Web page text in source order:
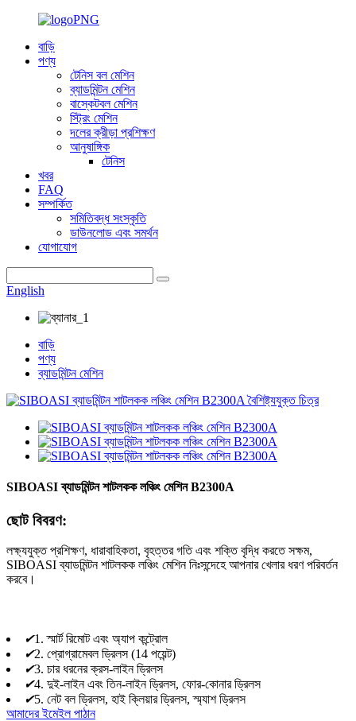
বাড়ি
পণ্য
টেনিস বল মেশিন
ব্যাডমিন্টন মেশিন
বাস্কেটবল মেশিন
স্ট্রিং মেশিন
দলের ক্রীড়া প্রশিক্ষণ
আনুষাঙ্গিক
টেনিস
খবর
FAQ
সম্পর্কিত
সমিতিবদ্ধ সংস্কৃতি
ডাউনলোড এবং সমর্থন
যোগাযোগ
English
বাড়ি
পণ্য
ব্যাডমিন্টন মেশিন
SIBOASI ব্যাডমিন্টন শাটলকক লঞ্চিং মেশিন B2300A
ছোট বিবরণ:
লক্ষ্যযুক্ত প্রশিক্ষণ, ধারাবাহিকতা, বৃহত্তর গতি এবং শক্তি বৃদ্ধি করতে সক্ষম,
SIBOASI ব্যাডমিন্টন শাটলকক লঞ্চিং মেশিন নিঃসন্দেহে আপনার খেলার ধরণ পরিবর্তন
করবে।
✔1. স্মার্ট রিমোট এবং অ্যাপ কন্ট্রোল
✔2. প্রোগ্রামেবল ড্রিলস (14 পয়েন্ট)
✔3. চার ধরনের ক্রস-লাইন ড্রিলস
✔4. দুই-লাইন এবং তিন-লাইন ড্রিলস, ফোর-কোনার ড্রিলস
✔5. নেট বল ড্রিলস, হাই ক্লিয়ার ড্রিলস, স্ম্যাশ ড্রিলস
আমাদের ইমেইল পাঠান